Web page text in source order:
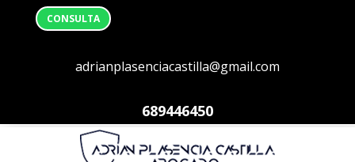
CONSULTA
adrianplasenciacastilla@gmail.com
689446450